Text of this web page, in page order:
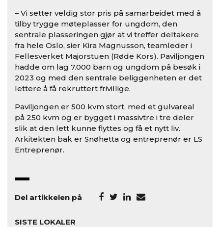
– Vi setter veldig stor pris på samarbeidet med å
tilby trygge møteplasser for ungdom, den
sentrale plasseringen gjør at vi treffer deltakere
fra hele Oslo, sier Kira Magnusson, teamleder i
Fellesverket Majorstuen (Røde Kors). Paviljongen
hadde om lag 7.000 barn og ungdom på besøk i
2023 og med den sentrale beliggenheten er det
lettere å få rekruttert frivillige.
Paviljongen er 500 kvm stort, med et gulvareal
på 250 kvm og er bygget i massivtre i tre deler
slik at den lett kunne flyttes og få et nytt liv.
Arkitekten bak er Snøhetta og entreprenør er LS
Entreprenør.
Del artikkelen på
SISTE LOKALER